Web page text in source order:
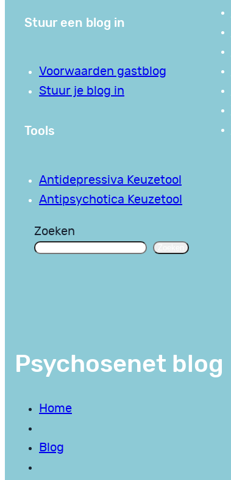
Stuur een blog in
Voorwaarden gastblog
Stuur je blog in
Tools
Antidepressiva Keuzetool
Antipsychotica Keuzetool
Zoeken
Psychosenet blog
Home
Blog